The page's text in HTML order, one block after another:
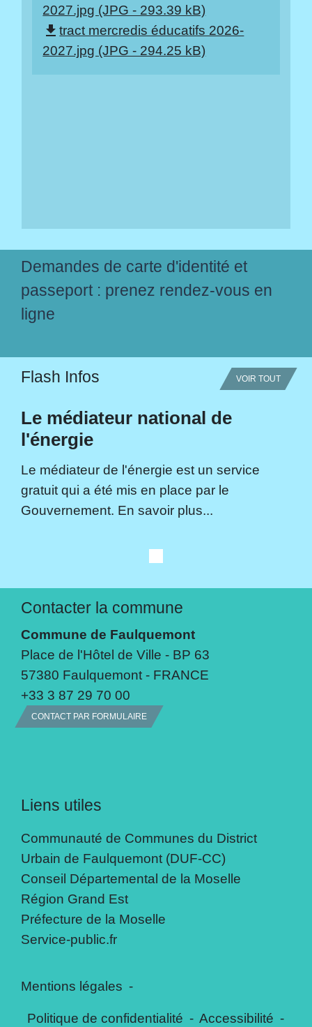
2027.jpg (JPG - 293.39 kB)
file_downloadtract mercredis éducatifs 2026-
2027.jpg (JPG - 294.25 kB)
Demandes de carte d'identité et
passeport : prenez rendez-vous en
ligne
Flash Infos VOIR TOUT
Le médiateur national de
l'énergie
Le médiateur de l'énergie est un service
gratuit qui a été mis en place par le
Gouvernement. En savoir plus...
Contacter la commune
Commune de Faulquemont
Place de l'Hôtel de Ville - BP 63
57380 Faulquemont - FRANCE
+33 3 87 29 70 00
CONTACT PAR FORMULAIRE
Liens utiles
Communauté de Communes du District
Urbain de Faulquemont (DUF-CC)
Conseil Départemental de la Moselle
Région Grand Est
Préfecture de la Moselle
Service-public.fr
Mentions légales -
Politique de confidentialité - Accessibilité -